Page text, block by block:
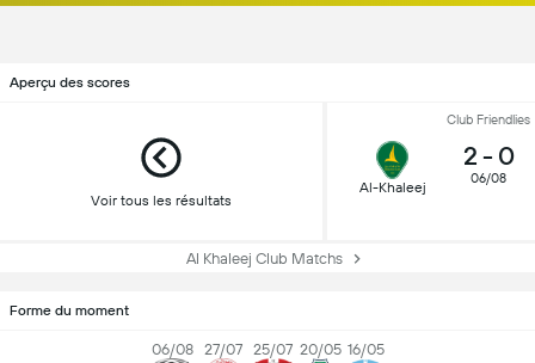
Aperçu des scores
Voir tous les résultats
Club Friendlies
Al-Khaleej
2 - 0
06/08
Al Khaleej Club Matchs
Forme du moment
06/08 27/07 25/07 20/05 16/05